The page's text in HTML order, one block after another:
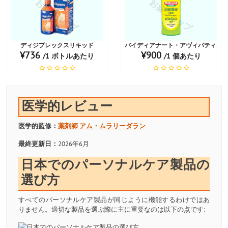
お薬ショップ
ディジプレックスリキッド
¥736 /1 ボトルあたり
お薬ショップ
バイディアナート・アヴィパティカ
¥900 /1 個あたり
医学的レビュー
医学的監修： 薬剤師 アム・ムラリーダラン
最終更新日： 2026年6月
日本でのパーソナルケア製品の
選び方
すべてのパーソナルケア製品が同じように機能するわけではあ
りません。適切な製品を選ぶ際に主に重要なのは以下の点です: